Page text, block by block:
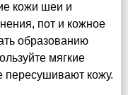
кожи шеи и
пот и кожное
образованию
мягкие
кожу.